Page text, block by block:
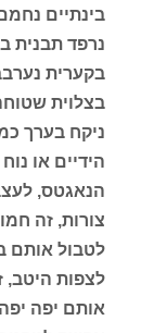
בינתיים נחמם תנור
נרפד תבנית
בקערית
בצלוית
ניקח בערך
הידיים או
הנאגטס,
צורות, זה
לטבול אותם
לצפות היטב,
אותם יפה